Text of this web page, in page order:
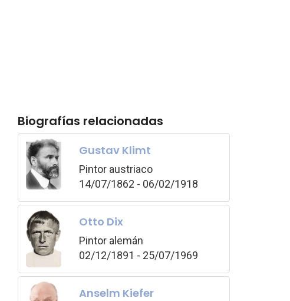
Biografías relacionadas
Gustav Klimt
Pintor austriaco
14/07/1862 - 06/02/1918
Otto Dix
Pintor alemán
02/12/1891 - 25/07/1969
Anselm Kiefer